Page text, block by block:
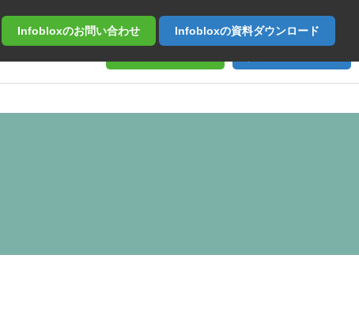
Infobloxのお問い合わせ Infobloxの資料ダウンロード